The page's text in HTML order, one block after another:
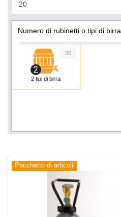
Numero di rubinetti o tipi di birra
2 tipi di birra
35
Pacchetto di articoli